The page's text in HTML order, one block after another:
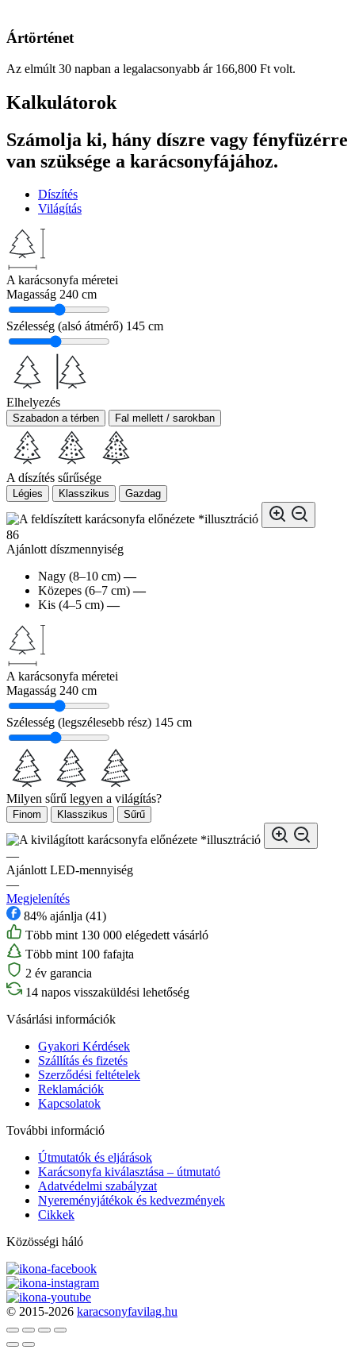
Ártörténet
Az elmúlt 30 napban a legalacsonyabb ár 166,800 Ft volt.
Kalkulátorok
Számolja ki, hány díszre vagy fényfüzérre
van szüksége a karácsonyfájához.
Díszítés
Világítás
A karácsonyfa méretei
Magasság 240 cm
Szélesség (alsó átmérő) 145 cm
Elhelyezés
Szabadon a térben Fal mellett / sarokban
A díszítés sűrűsége
Légies Klasszikus Gazdag
*illusztráció
86
Ajánlott díszmennyiség
Nagy (8–10 cm) —
Közepes (6–7 cm) —
Kis (4–5 cm) —
A karácsonyfa méretei
Magasság 240 cm
Szélesség (legszélesebb rész) 145 cm
Milyen sűrű legyen a világítás?
Finom Klasszikus Sűrű
*illusztráció
—
Ajánlott LED-mennyiség
—
Megjelenítés
84% ajánlja (41)
Több mint 130 000 elégedett vásárló
Több mint 100 fafajta
2 év garancia
14 napos visszaküldési lehetőség
Vásárlási információk
Gyakori Kérdések
Szállítás és fizetés
Szerződési feltételek
Reklamációk
Kapcsolatok
További információ
Útmutatók és eljárások
Karácsonyfa kiválasztása – útmutató
Adatvédelmi szabályzat
Nyereményjátékok és kedvezmények
Cikkek
Közösségi háló
© 2015-2026 karacsonyfavilag.hu